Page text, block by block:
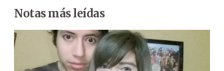
Notas más leídas